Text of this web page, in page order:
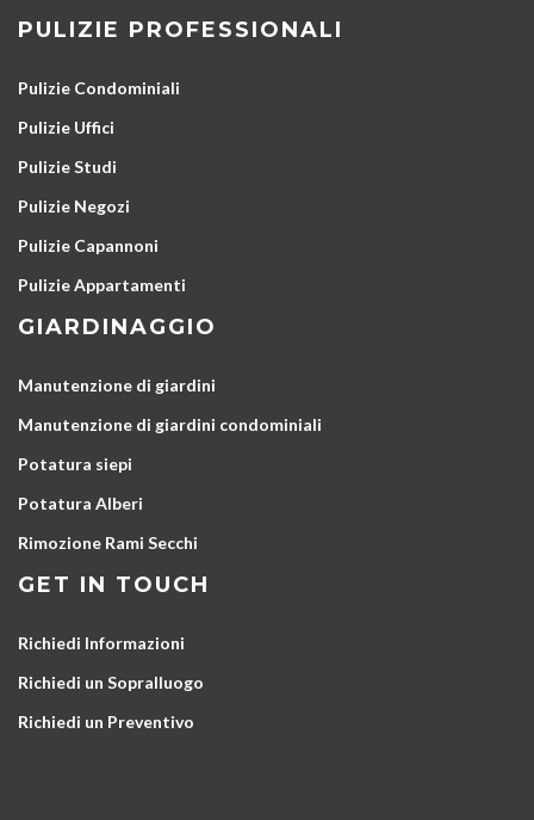
PULIZIE PROFESSIONALI
Pulizie Condominiali
Pulizie Uffici
Pulizie Studi
Pulizie Negozi
Pulizie Capannoni
Pulizie Appartamenti
GIARDINAGGIO
Manutenzione di giardini
Manutenzione di giardini condominiali
Potatura siepi
Potatura Alberi
Rimozione Rami Secchi
GET IN TOUCH
Richiedi Informazioni
Richiedi un Sopralluogo
Richiedi un Preventivo